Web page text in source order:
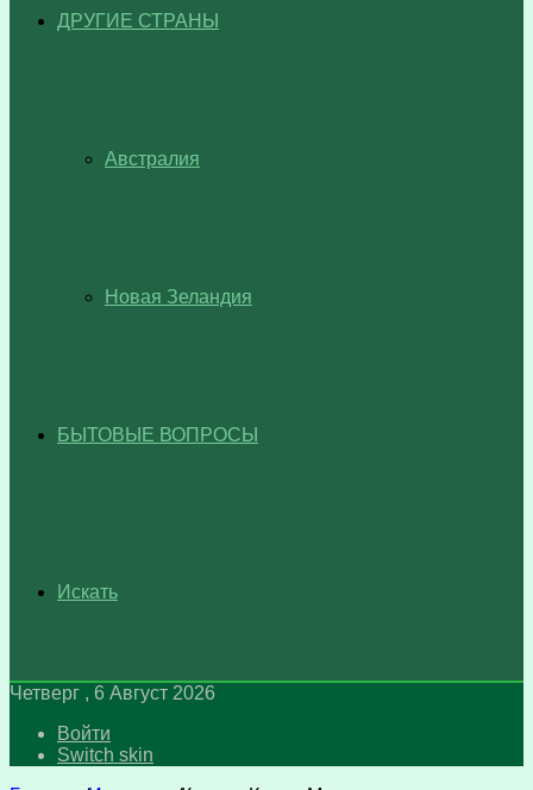
ДРУГИЕ СТРАНЫ
Австралия
Новая Зеландия
БЫТОВЫЕ ВОПРОСЫ
Искать
Четверг , 6 Август 2026
Войти
Switch skin